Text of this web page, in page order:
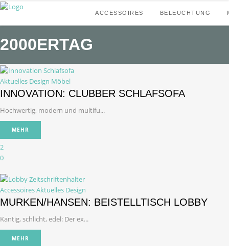
ACCESSOIRES BELEUCHTUNG
2000ERTAG
Aktuelles Design Möbel
INNOVATION: CLUBBER SCHLAFSOFA
Hochwertig, modern und multifu...
MEHR
2
0
AccessoiresAktuelles Design
MURKEN/HANSEN: BEISTELLTISCH LOBBY
Kantig, schlicht, edel: Der ex...
MEHR